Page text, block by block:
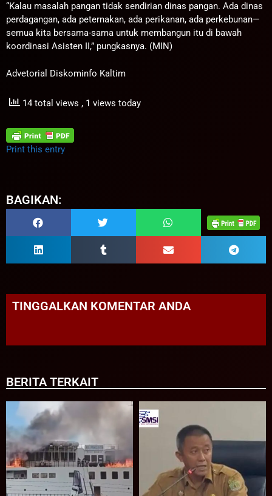
“Kalau masalah pangan tidak sendirian dinas pangan. Ada dinas
perdagangan, ada peternakan, ada perikanan, ada perkebunan—
semua kita bersama-sama untuk membangun itu di bawah
koordinasi Asisten II,” pungkasnya. (MIN)
Advetorial Diskominfo Kaltim
14 total views , 1 views today
Print this entry
BAGIKAN:
TINGGALKAN KOMENTAR ANDA
BERITA TERKAIT